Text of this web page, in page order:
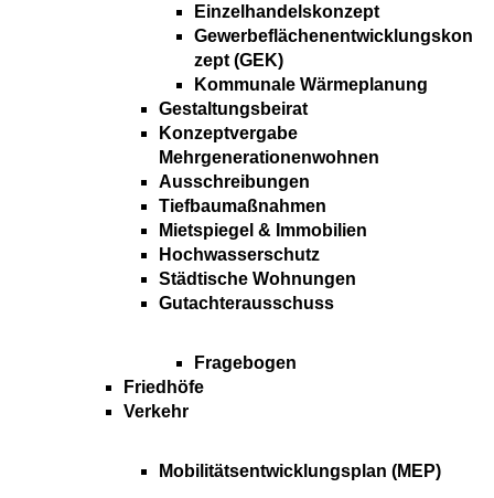
Einzelhandelskonzept
Gewerbeflächenentwicklungskon
zept (GEK)
Kommunale Wärmeplanung
Gestaltungsbeirat
Konzeptvergabe
Mehrgenerationenwohnen
Ausschreibungen
Tiefbaumaßnahmen
Mietspiegel & Immobilien
Hochwasserschutz
Städtische Wohnungen
Gutachterausschuss
Fragebogen
Friedhöfe
Verkehr
Mobilitätsentwicklungsplan (MEP)